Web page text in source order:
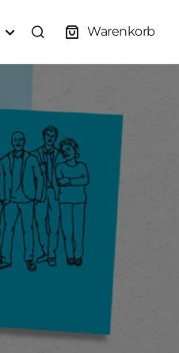
Warenkorb